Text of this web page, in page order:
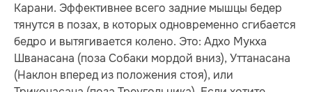
Карани. Эффективнее всего задние мышцы бедер
тянутся в позах, в которых одновременно сгибается
бедро и вытягивается колено. Это: Адхо Мукха
Шванасана (поза Собаки мордой вниз), Уттанасана
(Наклон вперед из положения стоя), или